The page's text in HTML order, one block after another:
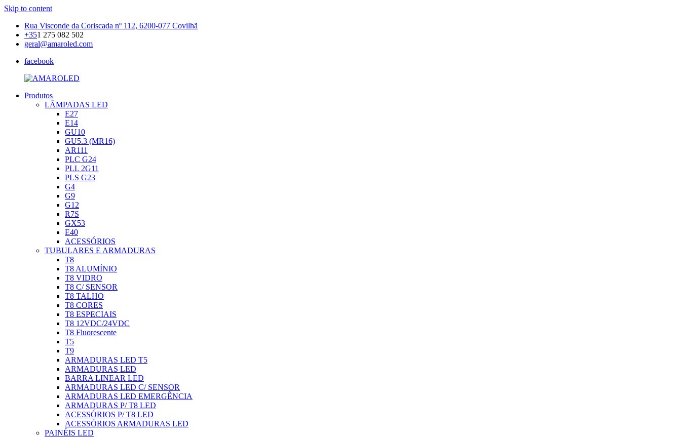
Skip to content
Rua Visconde da Coriscada nº 112, 6200-077 Covilhã
+351 275 082 502
geral@amaroled.com
facebook
AMAROLED
Iluminação
Produtos
LÂMPADAS LED
E27
E14
GU10
GU5.3 (MR16)
AR111
PLC G24
PLL 2G11
PLS G23
G4
G9
G12
R7S
GX53
E40
ACESSÓRIOS
TUBULARES E ARMADURAS
T8
T8 ALUMÍNIO
T8 VIDRO
T8 C/ SENSOR
T8 TALHO
T8 CORES
T8 ESPECIAIS
T8 12VDC/24VDC
T8 Fluorescente
T5
T9
ARMADURAS LED T5
ARMADURAS LED
BARRA LINEAR LED
ARMADURAS LED C/ SENSOR
ARMADURAS LED EMERGÊNCIA
ARMADURAS P/ T8 LED
ACESSÓRIOS P/ T8 LED
ACESSÓRIOS ARMADURAS LED
PAINÉIS LED